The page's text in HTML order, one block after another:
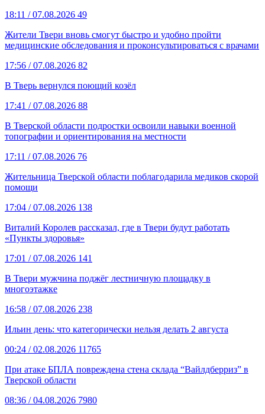
18:11 / 07.08.2026 49
Жители Твери вновь смогут быстро и удобно пройти
медицинские обследования и проконсультироваться с врачами
17:56 / 07.08.2026 82
В Тверь вернулся поющий козёл
17:41 / 07.08.2026 88
В Тверской области подростки освоили навыки военной
топографии и ориентирования на местности
17:11 / 07.08.2026 76
Жительница Тверской области поблагодарила медиков скорой
помощи
17:04 / 07.08.2026 138
Виталий Королев рассказал, где в Твери будут работать
«Пункты здоровья»
17:01 / 07.08.2026 141
В Твери мужчина поджёг лестничную площадку в
многоэтажке
16:58 / 07.08.2026 238
Ильин день: что категорически нельзя делать 2 августа
00:24 / 02.08.2026 11765
При атаке БПЛА повреждена стена склада “Вайлдберриз” в
Тверской области
08:36 / 04.08.2026 7980